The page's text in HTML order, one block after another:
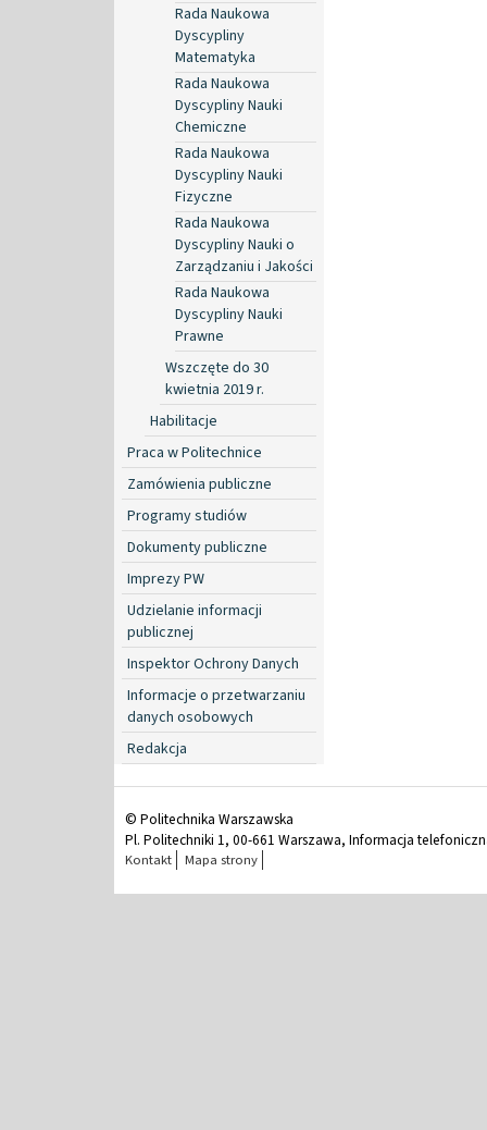
Rada Naukowa
Dyscypliny
Matematyka
Rada Naukowa
Dyscypliny Nauki
Chemiczne
Rada Naukowa
Dyscypliny Nauki
Fizyczne
Rada Naukowa
Dyscypliny Nauki o
Zarządzaniu i Jakości
Rada Naukowa
Dyscypliny Nauki
Prawne
Wszczęte do 30
kwietnia 2019 r.
Habilitacje
Praca w Politechnice
Zamówienia publiczne
Programy studiów
Dokumenty publiczne
Imprezy PW
Udzielanie informacji
publicznej
Inspektor Ochrony Danych
Informacje o przetwarzaniu
danych osobowych
Redakcja
© Politechnika Warszawska
Pl. Politechniki 1, 00-661 Warszawa, Informacja
Kontakt Mapa strony